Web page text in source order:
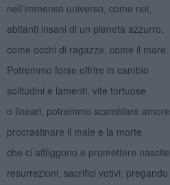
nell'immenso universo, come noi,
abitanti insani di un pianeta azzurro,
come occhi di ragazze, come il mare.
Potremmo forse offrire in cambio
solitudini e lamenti, vite tortuose
o lineari, potremmo scambiare amore,
procrastinare il male e la morte
che ci affliggono e promettere nascite,
resurrezioni, sacrifici votivi, pregando